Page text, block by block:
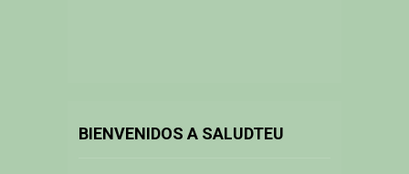
BIENVENIDOS A SALUDTEU